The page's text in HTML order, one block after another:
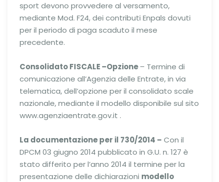
sport devono provvedere al versamento,
mediante Mod. F24, dei contributi Enpals dovuti
per il periodo di paga scaduto il mese
precedente.
Consolidato FISCALE –Opzione– Termine di
comunicazione all’Agenzia delle Entrate, in via
telematica, dell’opzione per il consolidato scale
nazionale, mediante il modello disponibile sul sito
www.agenziaentrate.gov.it .
La documentazione per il 730/2014 – Con il
DPCM 03 giugno 2014 pubblicato in G.U. n. 127 è
stato differito per l’anno 2014 il termine per la
presentazione delle dichiarazioni modello